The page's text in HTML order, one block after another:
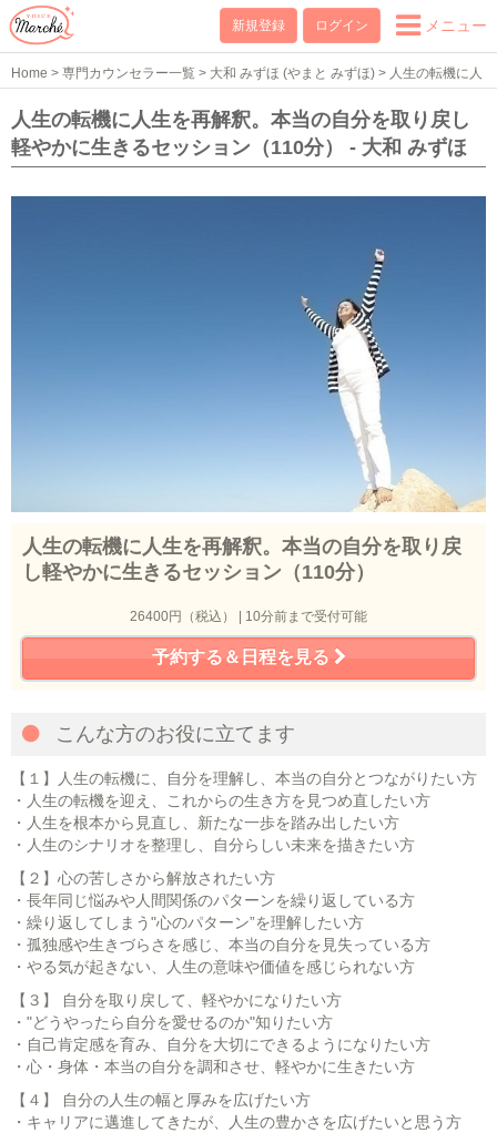
新規登録 ログイン メニュー
Home > 専門カウンセラー一覧 > 大和 みずほ (やまと みずほ) > 人生の転機に人
生を再解釈。本当の自分を取り戻し軽やかに生きるセッション（110分）
人生の転機に人生を再解釈。本当の自分を取り戻し
軽やかに生きるセッション（110分） - 大和 みずほ
人生の転機に人生を再解釈。本当の自分を取り戻
し軽やかに生きるセッション（110分）
26400円（税込） | 10分前まで受付可能
予約する＆日程を見る
こんな方のお役に立てます
【１】人生の転機に、自分を理解し、本当の自分とつながりたい方
・人生の転機を迎え、これからの生き方を見つめ直したい方
・人生を根本から見直し、新たな一歩を踏み出したい方
・人生のシナリオを整理し、自分らしい未来を描きたい方
【２】心の苦しさから解放されたい方
・長年同じ悩みや人間関係のパターンを繰り返している方
・繰り返してしまう"心のパターン”を理解したい方
・孤独感や生きづらさを感じ、本当の自分を見失っている方
・やる気が起きない、人生の意味や価値を感じられない方
【３】 自分を取り戻して、軽やかになりたい方
・"どうやったら自分を愛せるのか"知りたい方
・自己肯定感を育み、自分を大切にできるようになりたい方
・心・身体・本当の自分を調和させ、軽やかに生きたい方
【４】 自分の人生の幅と厚みを広げたい方
・キャリアに邁進してきたが、人生の豊かさを広げたいと思う方